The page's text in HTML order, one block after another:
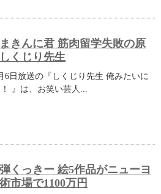
きんに君 筋肉留学失敗の原
くじり先生
6日放送の『しくじり先生 俺みたいに
』は、お笑い芸人...
くっきー 絵5作品がニューヨ
市場で1100万円